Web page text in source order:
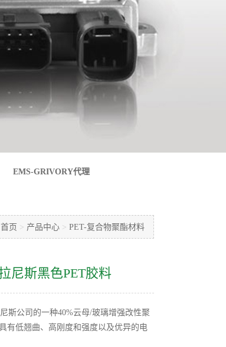
EMS-GRIVORY代理
首页 > 产品中心 > PET-复合物聚酯材料
尼斯黑色PET胶料
斯公司的一种40%云母/玻璃增强改性聚
有低翘曲、高刚度和强度以及优异的电